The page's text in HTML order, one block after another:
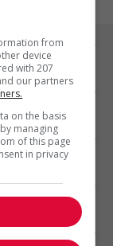
from
device
with 207
our partners
on the basis
managing
of this page
in privacy